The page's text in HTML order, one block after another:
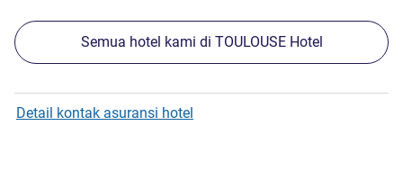
Semua hotel kami di TOULOUSE Hotel
Detail kontak asuransi hotel